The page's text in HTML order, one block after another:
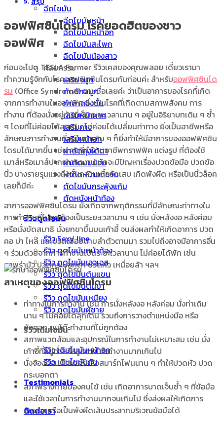
ฉีดไขมัน
ฉีดไขมันหน้า
ฉีดไขมันหน้าอก
ฉีดไขมันสะโพก
ฉีดไขมันน้องสาว
ศัลยกรรม
เสริมจมูก
ตัดปีกจมูก
ทำตาสองชั้น
เสริมหน้าผาก
เสริมคาง
เสริมหน้าอก
ผ่าตัดถุงใต้ตา
ผ่าตัดนมน้อย
ผ่าตัดหน้าอกชาย
ตัดไขมันกระพุ้งแก้ม
ตัดหนังหน้าท้อง
รีวิวดูดไขมัน
รีวิว Sexy line
รีวิว ดูดไขมันหน้าท้อง
รีวิว ดูดไขมันเอวเอส
รีวิว ดูดไขมันต้นแขน
รีวิว ดูดไขมันต้นขา
รีวิว ดูดไขมันเหนียง
รีวิว ดูดไขมันผู้ชาย
รีวิวเติมไขมัน
รีวิว เติมไขมันหน้าอก
รีวิว เติมไขมันก้น
Testimonials
ติดต่อเรา
ออฟฟิศซินโดรม โรคยอดฮิตของชาว
ออฟฟิศ
ก่อนจะไปดู TESLA Former รีวิวเคสของคุณพลอย เดี๋ยวเรามา
ทำความรู้จักกับโรคออฟฟิศซินโดรมกันก่อนค่ะ สำหรับออฟฟิศซินโด
รม (Office Syndrome) ตามชื่อเลยค่ะ ว่าเป็นอาการของโรคที่เกิด
จากการทำงานในออฟฟิศ ซึ่งเป็นโรคที่เกิดตามสภาพสังคม การ
ทำงาน ที่ต้องนั่งอยู่กับที่เป็นระยะเวลานาน ๆ อยู่ในอิริยาบทเดิม ๆ ซ้ำ
ๆ โดยที่ไม่ค่อยได้ลุกเดิน ไม่ค่อยได้เปลี่ยนท่าทาง ยิ่งเป็นอาชีพหรือ
ลักษณะการทำงานที่อยู่ในท่าเดิม ๆ ก็ยิ่งทำให้มีอาการของออฟฟิศซิน
โดรมได้มากขึ้น เช่น คนที่ทำงานอาชีพกราฟฟิค แต่งรูป ที่ต้องใช้
เมาส์หรือเมาส์ปากกาวาดงาน มักจะมีปัญหาเรื่องปวดข้อมือ ปวดข้อ
นิ้ว บางรายรุนแรงถึงขั้นกล้ามเนื้ออักเสบ เกิดพังผืด หรือเป็นนิ้วล็อค
เลยก็มีค่ะ
อาการออฟฟิศซินโดรม ยังเกิดจากพฤติกรรมที่มีลักษณะท่าทางใน
การทำงานที่ไม่ถูกต้องเป็นระยะเวลานาน ๆ เช่น นั่งหลังงอ หลังค่อม
หรือนั่งขัดสมาธิ นั่งยกขาขึ้นบนเก้าอี้ จนส่งผลทำให้เกิดอาการ ปวด
คอ บ่า ไหล่ และปวดเมื่อยตามลำตัวตามมา รวมไปถึงอาจมีอาการอื่น
ๆ ร่วมด้วยจากการทำงานเป็นระยะเวลานาน ไม่ค่อยได้พัก เช่น
ตาพร่ามัว ปวดกระบอกตา ปวดหัว เหนื่อยล้า ฯลฯ
สาเหตุของออฟฟิศซินโดรม
ท่าทางในการทำงาน เช่น การนั่งหลังงอ หลังค่อม นั่งท่าเดิม
นาน ๆ ไม่ค่อยได้ลุกเดิน รวมถึงการวางตำแหน่งมือ หรือ
ข้อศอก บนโต๊ะทำงานที่ไม่ถูกต้อง
สภาพแวดล้อมและอุปกรณ์ในการทำงานไม่เหมาะสม เช่น นั่ง
เก้าอี้ที่อยู่ต่ำหรือสูงกว่าโต๊ะทำงานมากเกินไป
นั่งจ้องคอมพิวเตอร์หรือสมาร์ทโฟนนาน ๆ ทำให้ปวดหัว ปวด
กระบอกตา
สภาพร่างกายของคนไข้ เช่น เกิดอาการบาดเจ็บซ้ำ ๆ ที่ข้อมือ
และใช้เวลาในการทำงานมากจนเกินไป ซึ่งส่งผลให้เกิดการ
อักเสบ หรือเป็นพังผืดเส้นประสาทบริเวณข้อมือได้